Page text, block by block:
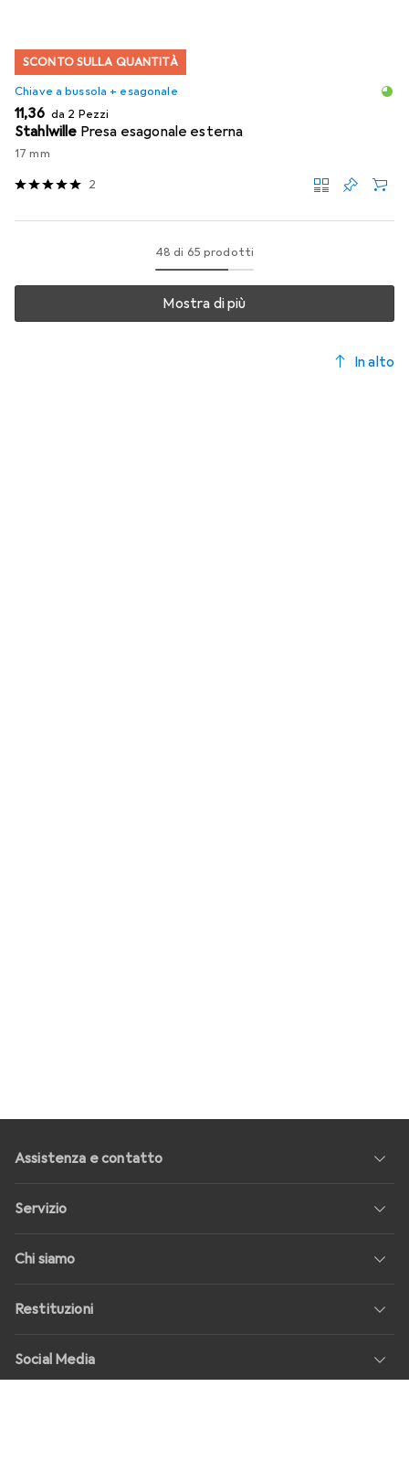
SCONTO SULLA QUANTITÀ
Chiave a bussola + esagonale
EUR
11,36 da 2 Pezzi
Stahlwille Presa esagonale esterna
17 mm
2
48 di 65 prodotti
Mostra di più
In alto
Assistenza e contatto
Servizio
Chi siamo
Restituzioni
Social Media